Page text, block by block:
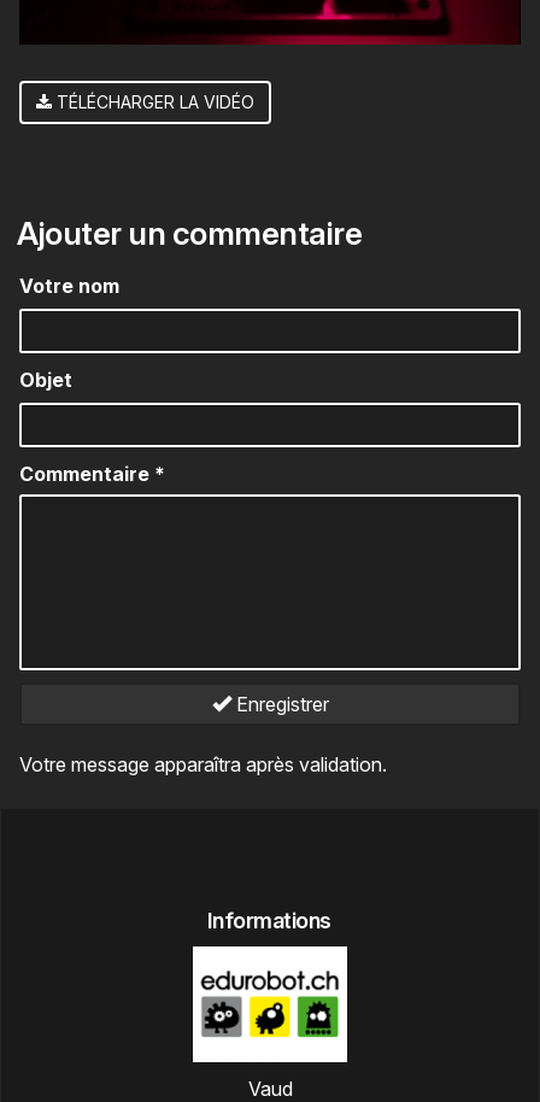
TÉLÉCHARGER LA VIDÉO
Ajouter un commentaire
Votre nom
Objet
Commentaire *
Enregistrer
Votre message apparaîtra après validation.
Informations
Vaud